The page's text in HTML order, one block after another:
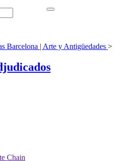
Barcelona | Arte y Antigüedades >